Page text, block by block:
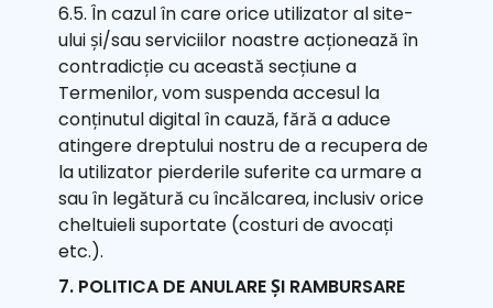
6.5. În cazul în care orice utilizator al site-
ului și/sau serviciilor noastre acționează în
contradicție cu această secțiune a
Termenilor, vom suspenda accesul la
conținutul digital în cauză, fără a aduce
atingere dreptului nostru de a recupera de
la utilizator pierderile suferite ca urmare a
sau în legătură cu încălcarea, inclusiv orice
cheltuieli suportate (costuri de avocați
etc.).
7. POLITICA DE ANULARE ȘI RAMBURSARE